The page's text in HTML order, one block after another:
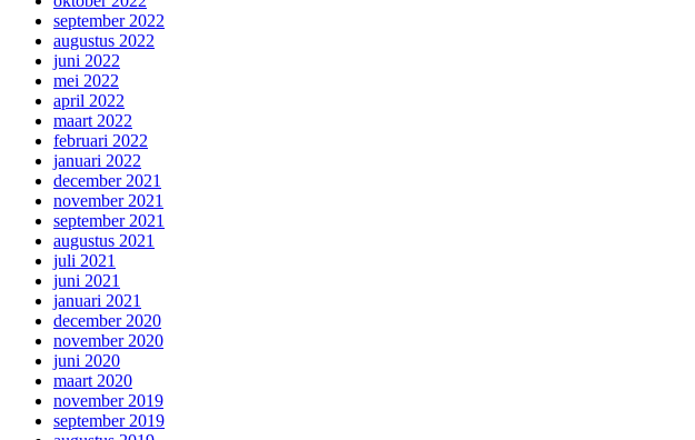
september 2022
augustus 2022
juni 2022
mei 2022
april 2022
maart 2022
februari 2022
januari 2022
december 2021
november 2021
september 2021
augustus 2021
juli 2021
juni 2021
januari 2021
december 2020
november 2020
juni 2020
maart 2020
november 2019
september 2019